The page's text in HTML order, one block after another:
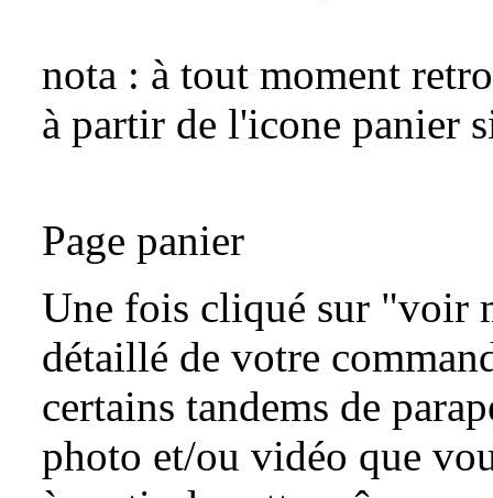
nota : à tout moment
à partir de l'icone panier
Page panier
Une fois cliqué sur "voir
détaillé de votre
certains tandems de
photo et/ou vidéo que